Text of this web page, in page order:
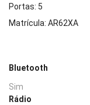
Portas: 5
Matrícula: AR62XA
Bluetooth
Sim
Rádio